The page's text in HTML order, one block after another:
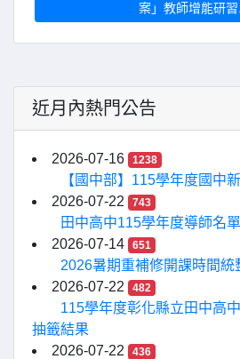
案」教師增能研
近月內熱門公告
2026-07-16 1238
【國中部】115學年度國中
2026-07-22
743
田中高中115學年度導師名單
2026-07-14
651
2026暑期重補修開課時間統
2026-07-22
482
115學年度彰化縣立田中高
抽籤結果
2026-07-22
436